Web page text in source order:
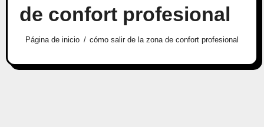
de confort profesional
Página de inicio cómo salir de la zona de confort profesional